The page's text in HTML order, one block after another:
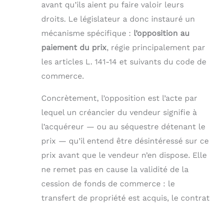
avant qu’ils aient pu faire valoir leurs
droits. Le législateur a donc instauré un
mécanisme spécifique : l’opposition au
paiement du prix, régie principalement par
les articles L. 141-14 et suivants du code de
commerce.
Concrètement, l’opposition est l’acte par
lequel un créancier du vendeur signifie à
l’acquéreur — ou au séquestre détenant le
prix — qu’il entend être désintéressé sur ce
prix avant que le vendeur n’en dispose. Elle
ne remet pas en cause la validité de la
cession de fonds de commerce : le
transfert de propriété est acquis, le contrat